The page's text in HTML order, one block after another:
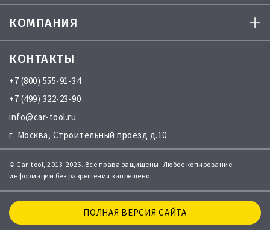
КОМПАНИЯ
КОНТАКТЫ
+7 (800) 555-91-34
+7 (499) 322-23-90
info@car-tool.ru
г. Москва, Строительный проезд д.10
© Car-tool, 2013-2026. Все права защищены. Любое копирование
информации без разрешения запрещено.
ПОЛНАЯ ВЕРСИЯ САЙТА